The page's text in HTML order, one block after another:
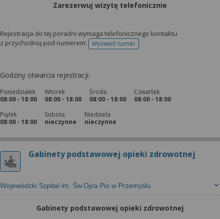
Zarezerwuj wizytę telefonicznie
Rejestracja do tej poradni wymaga telefonicznego kontaktu
z przychodnią pod numerem:
Wyświetl numertelefonu do rejestracji
Godziny otwarcia rejestracji:
Poniedziałek
08:00 - 18:00
Wtorek
08:00 - 18:00
Środa
08:00 - 18:00
Czwartek
08:00 - 18:00
Piątek
08:00 - 18:00
Sobota
nieczynne
Niedziela
nieczynne
Gabinety podstawowej opieki zdrowotnej
Wojewódzki Szpital im. Św.Ojca Pio w Przemyślu
Gabinety podstawowej opieki zdrowotnej